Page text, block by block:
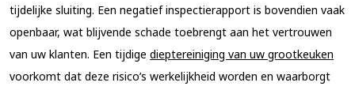
tijdelijke sluiting. Een negatief inspectierapport is bovendien vaak
openbaar, wat blijvende schade toebrengt aan het vertrouwen
van uw klanten. Een tijdige dieptereiniging van uw grootkeuken
voorkomt dat deze risico’s werkelijkheid worden en waarborgt